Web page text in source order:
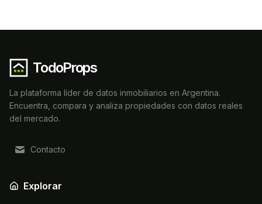
TodoProps
La plataforma líder de datos inmobiliarios en Argentina.
Encuentra, compara y analiza propiedades con datos reales
del mercado.
Contacto
Explorar